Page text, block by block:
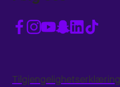
Tilgjengelighetserklæring